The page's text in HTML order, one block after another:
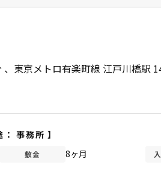
東京メトロ有楽町線 江戸川橋駅
：事務所 】
敷金 8ヶ月